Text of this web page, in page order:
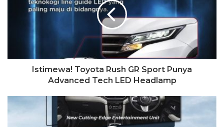
Istimewa! Toyota Rush GR Sport Punya
Advanced Tech LED Headlamp